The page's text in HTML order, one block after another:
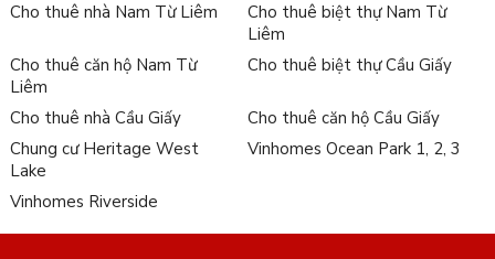
Cho thuê nhà Nam Từ Liêm
Cho thuê biệt thự Nam Từ
Liêm
Cho thuê căn hộ Nam Từ
Liêm
Cho thuê biệt thự Cầu Giấy
Cho thuê nhà Cầu Giấy
Cho thuê căn hộ Cầu Giấy
Chung cư Heritage West
Lake
Vinhomes Ocean Park 1, 2, 3
Vinhomes Riverside